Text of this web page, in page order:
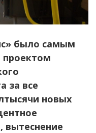
было самым
за все
новых
вытеснение